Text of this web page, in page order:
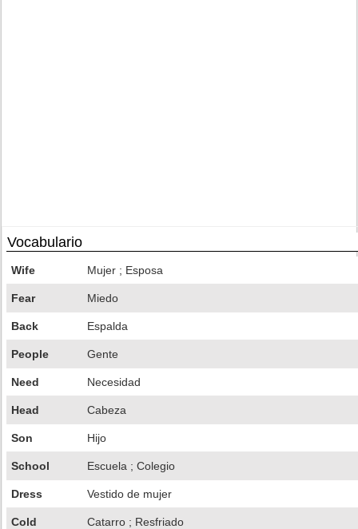
Vocabulario
Wife Mujer ; Esposa
Fear Miedo
Back Espalda
People Gente
Need Necesidad
Head Cabeza
Son Hijo
School Escuela ; Colegio
Dress Vestido de mujer
Cold Catarro ; Resfriado